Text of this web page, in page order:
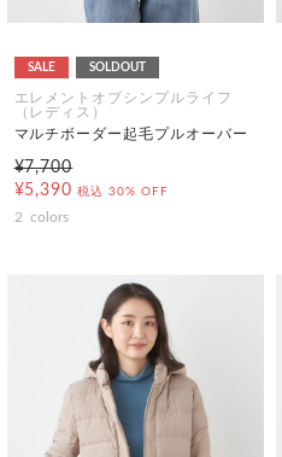
SALE SOLDOUT
エレメントオブシンプルライフ
（レディス）
マルチボーダー起毛プルオーバー
¥7,700
¥5,390 税込 30% OFF
2 colors